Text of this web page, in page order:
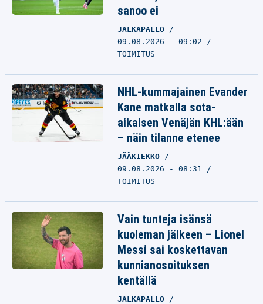
sanoo ei
JALKAPALLO
09.08.2026 - 09:02
TOIMITUS
NHL-kummajainen Evander
Kane matkalla sota-
aikaisen Venäjän KHL:ään
– näin tilanne etenee
JÄÄKIEKKO
09.08.2026 - 08:31
TOIMITUS
Vain tunteja isänsä
kuoleman jälkeen – Lionel
Messi sai koskettavan
kunnianosoituksen
kentällä
JALKAPALLO